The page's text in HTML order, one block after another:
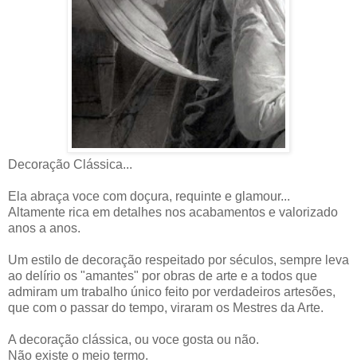
Decoração Clássica...
Ela abraça voce com doçura, requinte e glamour...
Altamente rica em detalhes nos acabamentos e valorizado
anos a anos.
Um estilo de decoração respeitado por séculos, sempre leva
ao delírio os "amantes" por obras de arte e a todos que
admiram um trabalho único feito por verdadeiros artesões,
que com o passar do tempo, viraram os Mestres da Arte.
A decoração clássica, ou voce gosta ou não.
Não existe o meio termo.